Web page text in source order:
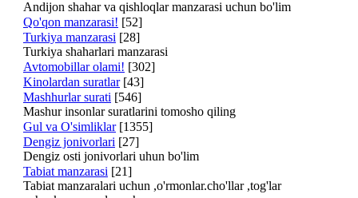
Andijon shahar va qishloqlar manzarasi uchun bo'lim
Qo'qon manzarasi! [52]
Turkiya manzarasi [28]
Turkiya shaharlari manzarasi
Avtomobillar olami! [302]
Kinolardan suratlar [43]
Mashhurlar surati [546]
Mashur insonlar suratlarini tomosho qiling
Gul va O'simliklar [1355]
Dengiz jonivorlari [27]
Dengiz osti jonivorlari uhun bo'lim
Tabiat manzarasi [21]
Tabiat manzaralari uchun ,o'rmonlar.cho'llar ,tog'lar